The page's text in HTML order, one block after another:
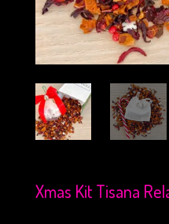
Xmas Kit Tisana